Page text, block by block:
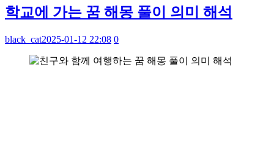
학교에 가는 꿈 해몽 풀이 의미 해석
black_cat2025-01-12 22:08 0